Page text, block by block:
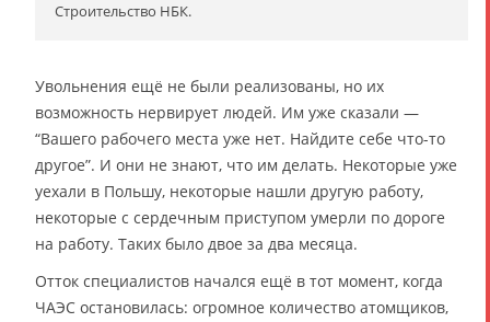
Строительство НБК.
Увольнения ещё не были реализованы, но их
возможность нервирует людей. Им уже сказали —
“Вашего рабочего места уже нет. Найдите себе что-то
другое”. И они не знают, что им делать. Некоторые уже
уехали в Польшу, некоторые нашли другую работу,
некоторые с сердечным приступом умерли по дороге
на работу. Таких было двое за два месяца.
Отток специалистов начался ещё в тот момент, когда
ЧАЭС остановилась: огромное количество атомщиков,